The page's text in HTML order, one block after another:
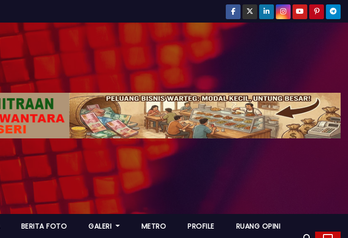
BERITA FOTO GALERI METRO PROFILE RUANG OPINI